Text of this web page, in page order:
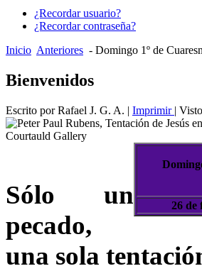
¿Recordar usuario?
¿Recordar contraseña?
Inicio Anteriores - Domingo 1º de
Bienvenidos
Escrito por Rafael J. G. A. | Imprimir |
26 de
Sólo un
pecado,
una sola